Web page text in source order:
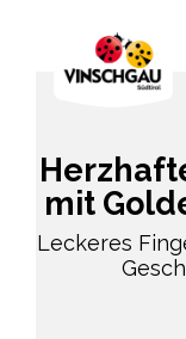
mit
Leckeres